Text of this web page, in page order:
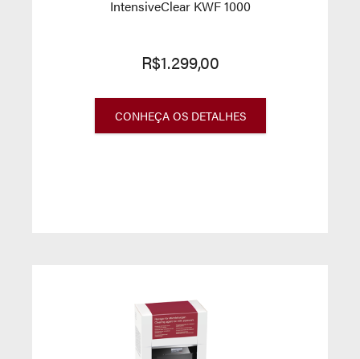
IntensiveClear KWF 1000
R$1.299,00
CONHEÇA OS DETALHES